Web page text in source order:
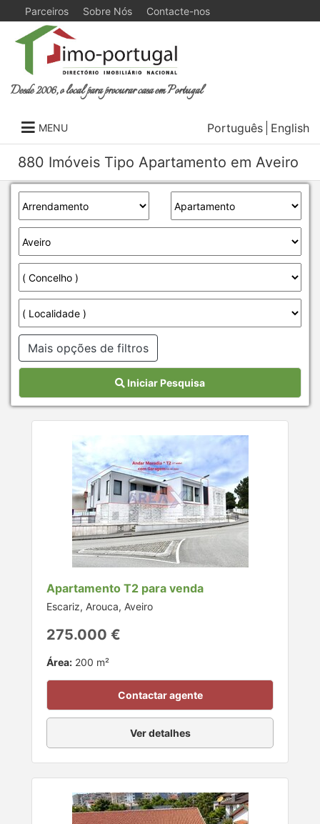
Parceiros Sobre Nós Contacte-nos
Desde 2006, o local para procurar casa em Portugal
MENU Português English
880 Imóveis Tipo Apartamento em Aveiro
Mais opções de filtros
Iniciar Pesquisa
Apartamento T2 para venda
Escariz, Arouca, Aveiro
275.000 €
Área: 200 m²
Contactar agente
Ver detalhes